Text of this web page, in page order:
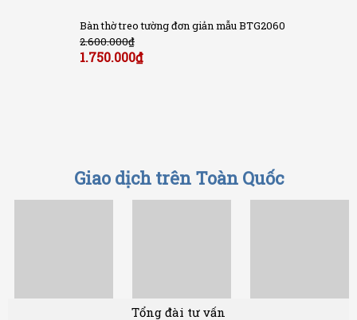
Bàn thờ treo tường đơn giản mẫu BTG2060
2.600.000₫
1.750.000₫
Giao dịch trên Toàn Quốc
Tổng đài tư vấn